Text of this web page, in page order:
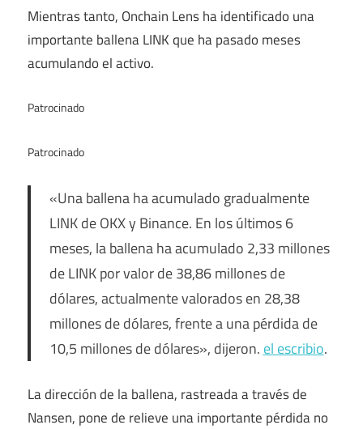
Mientras tanto, Onchain Lens ha identificado una
importante ballena LINK que ha pasado meses
acumulando el activo.
Patrocinado
Patrocinado
«Una ballena ha acumulado gradualmente
LINK de OKX y Binance. En los últimos 6
meses, la ballena ha acumulado 2,33 millones
de LINK por valor de 38,86 millones de
dólares, actualmente valorados en 28,38
millones de dólares, frente a una pérdida de
10,5 millones de dólares», dijeron. el escribio.
La dirección de la ballena, rastreada a través de
Nansen, pone de relieve una importante pérdida no